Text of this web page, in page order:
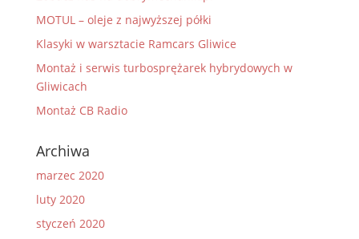
MOTUL – oleje z najwyższej półki
Klasyki w warsztacie Ramcars Gliwice
Montaż i serwis turbosprężarek hybrydowych w
Gliwicach
Montaż CB Radio
Archiwa
marzec 2020
luty 2020
styczeń 2020